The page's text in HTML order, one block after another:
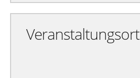
Veranstaltungsort